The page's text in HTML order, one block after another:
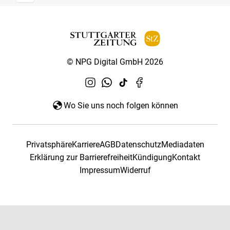
© NPG Digital GmbH 2026
Wo Sie uns noch folgen können
PrivatsphäreKarriereAGBDatenschutzMediadaten
Erklärung zur BarrierefreiheitKündigungKontakt
ImpressumWiderruf